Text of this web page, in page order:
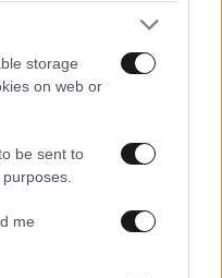
storage
on web or
be sent to
me